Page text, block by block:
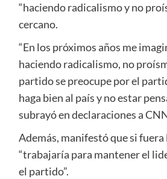
“haciendo radicalismo y no
cercano.
“En los próximos años me
haciendo radicalismo, no
partido se preocupe por el
haga bien al país y no estar
subrayó en declaraciones a
Además, manifestó que si
“trabajaría para mantener el
el partido”.